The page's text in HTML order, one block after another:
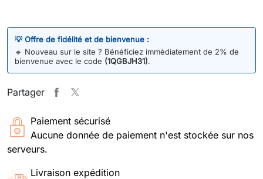
💡 Offre de fidélité et de bienvenue :
🔹 Nouveau sur le site ? Bénéficiez immédiatement de 2% de
bienvenue avec le code (1QGBJH31).
Partager
Paiement sécurisé
Aucune donnée de paiement n'est stockée sur nos
serveurs.
Livraison expédition